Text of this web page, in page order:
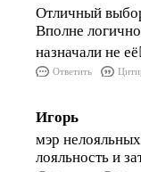
Отличный
Вполне
назначали не
Ответить
Игорь
мэр
лояльность и